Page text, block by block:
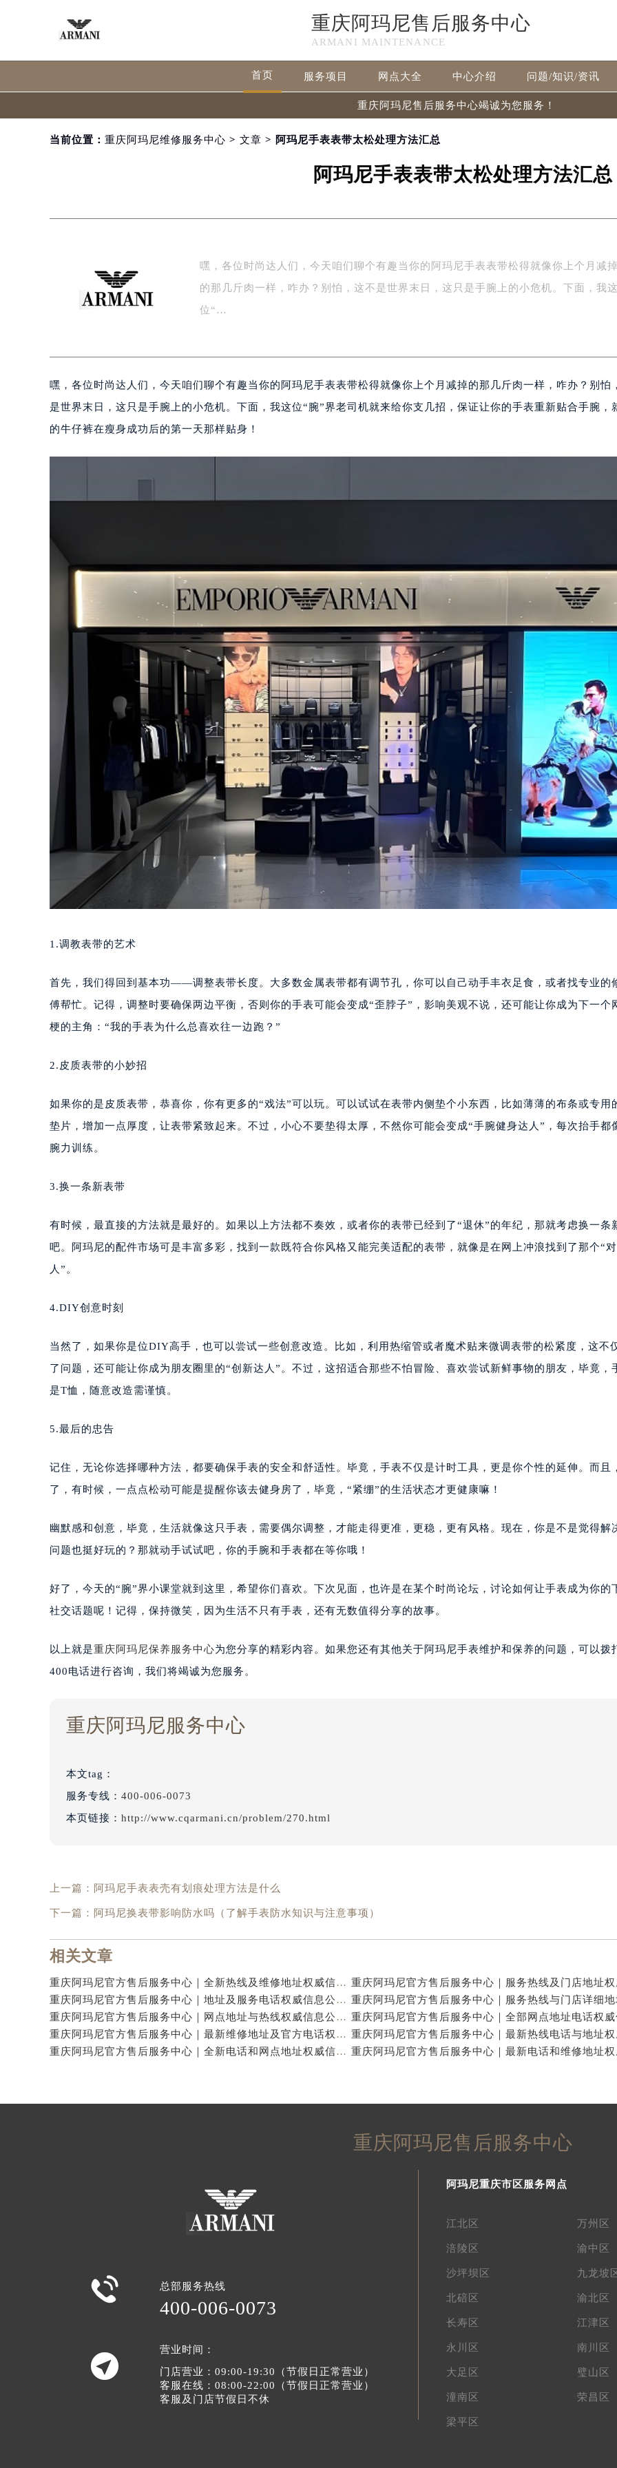
重庆阿玛尼售后服务中心
ARMANI MAINTENANCE
首页 服务项目 网点大全 中心介绍 问题/知识/资讯
重庆阿玛尼售后服务中心竭诚为您服务！
当前位置： 重庆阿玛尼维修服务中心 > 文章 > 阿玛尼手表表带太松处理方法汇总
阿玛尼手表表带太松处理方法汇总
嘿，各位时尚达人们，今天咱们聊个有趣当你的阿玛尼手表表带松得就像你上个月减掉
的那几斤肉一样，咋办？别怕，这不是世界末日，这只是手腕上的小危机。下面，我这
位“…
嘿，各位时尚达人们，今天咱们聊个有趣当你的阿玛尼手表表带松得就像你上个月减掉的那几斤肉一样，咋办？别怕
是世界末日，这只是手腕上的小危机。下面，我这位“腕”界老司机就来给你支几招，保证让你的手表重新贴合手腕，
的牛仔裤在瘦身成功后的第一天那样贴身！
1.调教表带的艺术
首先，我们得回到基本功——调整表带长度。大多数金属表带都有调节孔，你可以自己动手丰衣足食，或者找专业的
傅帮忙。记得，调整时要确保两边平衡，否则你的手表可能会变成“歪脖子”，影响美观不说，还可能让你成为下一个
梗的主角：“我的手表为什么总喜欢往一边跑？”
2.皮质表带的小妙招
如果你的是皮质表带，恭喜你，你有更多的“戏法”可以玩。可以试试在表带内侧垫个小东西，比如薄薄的布条或专用
垫片，增加一点厚度，让表带紧致起来。不过，小心不要垫得太厚，不然你可能会变成“手腕健身达人”，每次抬手都
腕力训练。
3.换一条新表带
有时候，最直接的方法就是最好的。如果以上方法都不奏效，或者你的表带已经到了“退休”的年纪，那就考虑换一条
吧。阿玛尼的配件市场可是丰富多彩，找到一款既符合你风格又能完美适配的表带，就像是在网上冲浪找到了那个“
人”。
4.DIY创意时刻
当然了，如果你是位DIY高手，也可以尝试一些创意改造。比如，利用热缩管或者魔术贴来微调表带的松紧度，这不
了问题，还可能让你成为朋友圈里的“创新达人”。不过，这招适合那些不怕冒险、喜欢尝试新鲜事物的朋友，毕竟，
是T恤，随意改造需谨慎。
5.最后的忠告
记住，无论你选择哪种方法，都要确保手表的安全和舒适性。毕竟，手表不仅是计时工具，更是你个性的延伸。而且
了，有时候，一点点松动可能是提醒你该去健身房了，毕竟，“紧绷”的生活状态才更健康嘛！
幽默感和创意，毕竟，生活就像这只手表，需要偶尔调整，才能走得更准，更稳，更有风格。现在，你是不是觉得解
问题也挺好玩的？那就动手试试吧，你的手腕和手表都在等你哦！
好了，今天的“腕”界小课堂就到这里，希望你们喜欢。下次见面，也许是在某个时尚论坛，讨论如何让手表成为你的
社交话题呢！记得，保持微笑，因为生活不只有手表，还有无数值得分享的故事。
以上就是重庆阿玛尼保养服务中心为您分享的精彩内容。如果您还有其他关于阿玛尼手表维护和保养的问题，可以拨
400电话进行咨询，我们将竭诚为您服务。
重庆阿玛尼服务中心
本文tag：
服务专线： 400-006-0073
本页链接： http://www.cqarmani.cn/problem/270.html
上一篇： 阿玛尼手表表壳有划痕处理方法是什么
下一篇： 阿玛尼换表带影响防水吗（了解手表防水知识与注意事项）
相关文章
重庆阿玛尼官方售后服务中心｜全新热线及维修地址权威信息公示（2026年7月最新）
重庆阿玛尼官方售后服务中心｜地址及服务电话权威信息公示（2026年7月最新）
重庆阿玛尼官方售后服务中心｜网点地址与热线权威信息公示（2026年7月最新）
重庆阿玛尼官方售后服务中心｜最新维修地址及官方电话权威信息公示（2026年7月最新）
重庆阿玛尼官方售后服务中心｜全新电话和网点地址权威信息公示（2026年7月最新）
重庆阿玛尼售后服务中心
 总部服务热线
400-006-0073

营业时间：
门店营业：09:00-19:30（节假日正常营业）
客服在线：08:00-22:00（节假日正常营业）
客服及门店节假日不休
阿玛尼重庆市区服务网点
江北区 万州区
涪陵区 渝中区
沙坪坝区 九龙坡
北碚区 渝北区
长寿区 江津区
永川区 南川区
大足区 璧山区
潼南区 荣昌区
梁平区